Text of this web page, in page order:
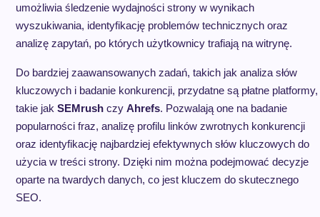
umożliwia śledzenie wydajności strony w wynikach
wyszukiwania, identyfikację problemów technicznych oraz
analizę zapytań, po których użytkownicy trafiają na witrynę.
Do bardziej zaawansowanych zadań, takich jak analiza słów
kluczowych i badanie konkurencji, przydatne są płatne platformy,
takie jak SEMrushczy Ahrefs. Pozwalają one na badanie
popularności fraz, analizę profilu linków zwrotnych konkurencji
oraz identyfikację najbardziej efektywnych słów kluczowych do
użycia w treści strony. Dzięki nim można podejmować decyzje
oparte na twardych danych, co jest kluczem do skutecznego
SEO.